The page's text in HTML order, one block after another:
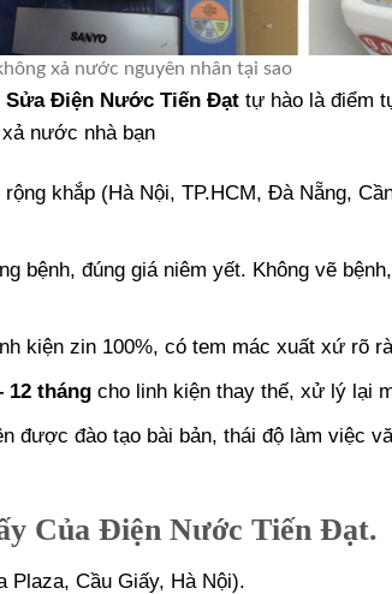
xả nước nguyên nhân tại sao
Sửa Điện Nước Tiến Đạt tự hào là điểm
nước nhà bạn
rộng khắp (Hà Nội, TP.HCM, Đà Nẵng,
bệnh, đúng giá niêm yết. Không vẽ
kiện zin 100%, có tem mác xuất xứ rõ
12 tháng cho linh kiện thay thế, xử lý lại
được đào tạo bài bản, thái độ làm việc
Của Điện Nước Tiến Đạt.
Plaza, Cầu Giấy, Hà Nội).